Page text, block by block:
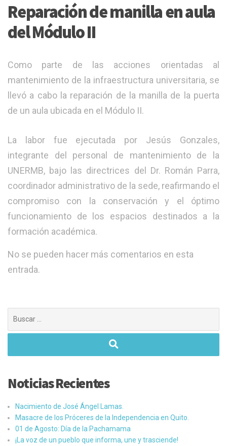
Reparación de manilla en aula
del Módulo II
Como parte de las acciones orientadas al
mantenimiento de la infraestructura universitaria, se
llevó a cabo la reparación de la manilla de la puerta
de un aula ubicada en el Módulo II.
La labor fue ejecutada por Jesús Gonzales,
integrante del personal de mantenimiento de la
UNERMB, bajo las directrices del Dr. Román Parra,
coordinador administrativo de la sede, reafirmando el
compromiso con la conservación y el óptimo
funcionamiento de los espacios destinados a la
formación académica.
No se pueden hacer más comentarios en esta
entrada.
Noticias Recientes
Nacimiento de José Ángel Lamas.
Masacre de los Próceres de la Independencia en Quito.
01 de Agosto: Día de la Pachamama
¡La voz de un pueblo que informa, une y trasciende!